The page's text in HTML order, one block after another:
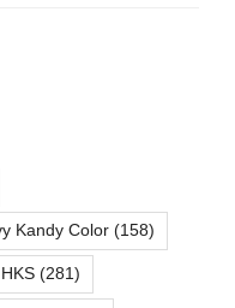
Kandy Color (158)
HKS (281)